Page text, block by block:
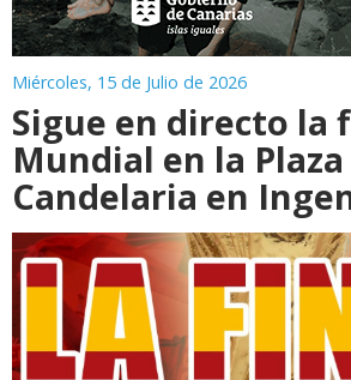
Miércoles, 15 de Julio de 2026
Sigue en directo la
Mundial en la Plaza
Candelaria en